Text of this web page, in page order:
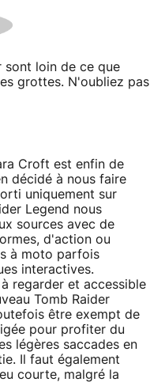
sont loin de ce que
grottes. N'oubliez pas
Croft est enfin de
décidé à nous faire
uniquement sur
Legend nous
sources avec de
d'action ou
à moto parfois
interactives.
regarder et accessible
Tomb Raider
être exempt de
pour profiter du
légères saccades en
Il faut également
courte, malgré la